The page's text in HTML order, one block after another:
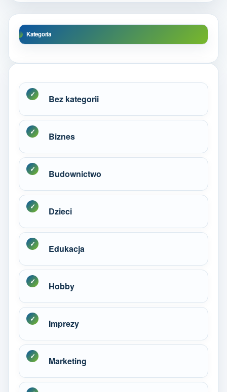
Kategoria
Bez kategorii
Biznes
Budownictwo
Dzieci
Edukacja
Hobby
Imprezy
Marketing